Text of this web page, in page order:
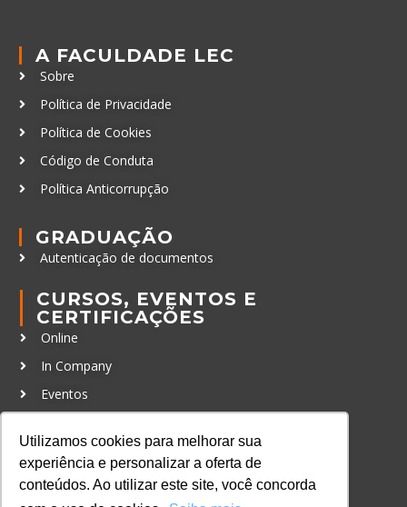
Utilizamos cookies para melhorar sua
experiência e personalizar a oferta de
conteúdos. Ao utilizar este site, você concorda
A FACULDADE LEC
Sobre
Política de Privacidade
Política de Cookies
Código de Conduta
Política Anticorrupção
GRADUAÇÃO
Autenticação de documentos
CURSOS, EVENTOS E
CERTIFICAÇÕES
Online
In Company
Eventos
CONTATO
+55 11 3259-2837